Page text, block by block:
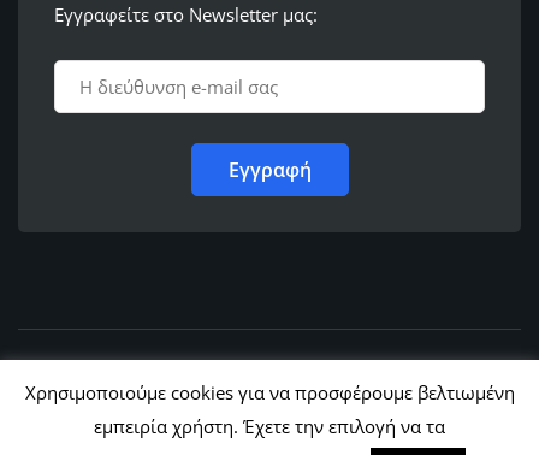
Εγγραφείτε στο Newsletter μας:
© 2011 - 2022, Ε.Λ.Φ.Ε.Ε. Ρόδου
Χρησιμοποιούμε cookies για να προσφέρουμε βελτιωμένη
εμπειρία χρήστη. Έχετε την επιλογή να τα